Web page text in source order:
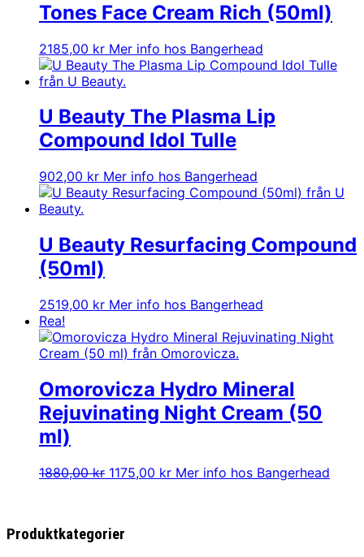
Tones Face Cream Rich (50ml)
2185,00 kr Mer info hos Bangerhead
U Beauty The Plasma Lip
Compound Idol Tulle
902,00 kr Mer info hos Bangerhead
U Beauty Resurfacing Compound
(50ml)
2519,00 kr Mer info hos Bangerhead
Rea!
Omorovicza Hydro Mineral
Rejuvinating Night Cream (50
ml)
1880,00kr Det
1880,00 kr.
1175,00 krDet
Mer info hos Bangerhead
Produktkategorier